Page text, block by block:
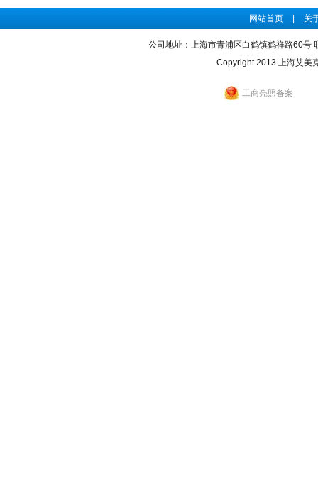
网站首页 关
公司地址：上海市青浦区白鹤镇鹤祥路60号
Copyright 2013 上海艾美
工商亮照备案